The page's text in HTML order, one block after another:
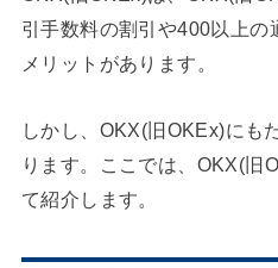
引手数料の割引や400以上の
メリットがあります。
しかし、OKX(旧OKEx)にも
ります。ここでは、OKX(旧
て紹介します。